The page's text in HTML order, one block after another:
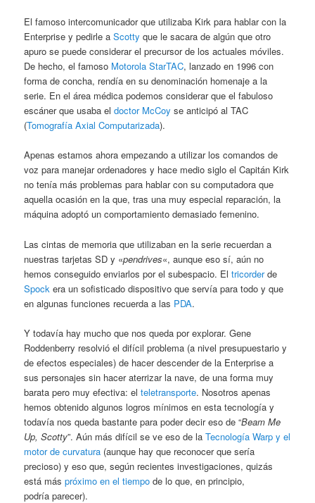
El famoso intercomunicador que utilizaba Kirk para hablar con la
Enterprise y pedirle aScotty que le sacara de algún que otro
apuro se puede considerar el precursor de los actuales móviles.
De hecho, el famoso Motorola StarTAC, lanzado en 1996 con
forma de concha, rendía en su denominación homenaje a la
serie. En el área médica podemos considerar que el fabuloso
escáner que usaba eldoctor McCoy se anticipó al TAC
(Tomografía Axial Computarizada).
Apenas estamos ahora empezando a utilizar los comandos de
voz para manejar ordenadores y hace medio siglo el Capitán Kirk
no tenía más problemas para hablar con su computadora que
aquella ocasión en la que, tras una muy especial reparación, la
máquina adoptó un comportamiento demasiado femenino.
Las cintas de memoria que utilizaban en la serie recuerdan a
nuestras tarjetas SD y «pendrives«, aunque eso sí, aún no
hemos conseguido enviarlos por el subespacio. Eltricorderde
Spock era un sofisticado dispositivo que servía para todo y que
en algunas funciones recuerda a las PDA.
Y todavía hay mucho que nos queda por explorar. Gene
Roddenberry resolvió el difícil problema (a nivel presupuestario y
de efectos especiales) de hacer descender de la Enterprise a
sus personajes sin hacer aterrizar la nave, de una forma muy
barata pero muy efectiva: elteletransporte. Nosotros apenas
hemos obtenido algunos logros mínimos en esta tecnología y
todavía nos queda bastante para poder decir eso de “Beam Me
Up, Scotty”. Aún más difícil se ve eso de laTecnología Warp y el
motor de curvatura (aunque hay que reconocer que sería
precioso) y eso que, según recientes investigaciones, quizás
está máspróximo en el tiempo de lo que, en principio,
podría parecer).